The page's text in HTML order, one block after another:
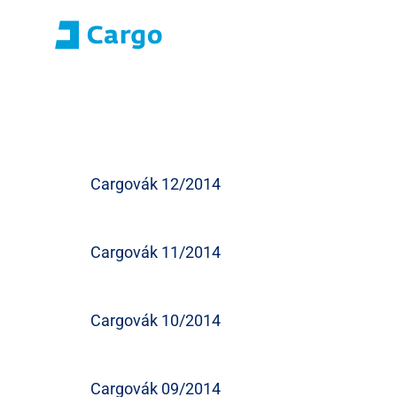
Cargovák 12/2014
Cargovák 11/2014
Cargovák 10/2014
Cargovák 09/2014